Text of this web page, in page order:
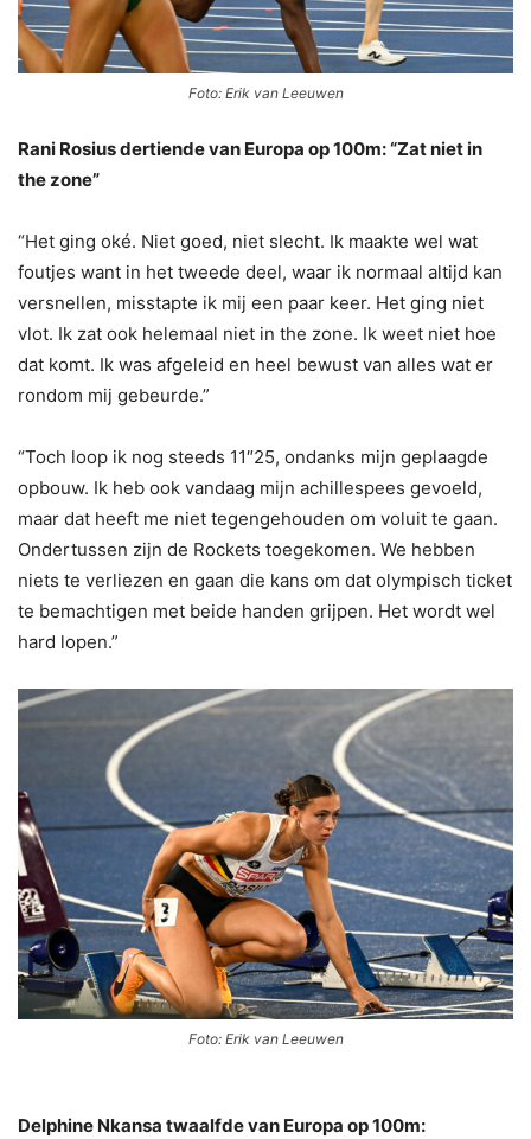
Foto: Erik van Leeuwen
Rani Rosius dertiende van Europa op 100m: “Zat niet in
the zone”
“Het ging oké. Niet goed, niet slecht. Ik maakte wel wat
foutjes want in het tweede deel, waar ik normaal altijd kan
versnellen, misstapte ik mij een paar keer. Het ging niet
vlot. Ik zat ook helemaal niet in the zone. Ik weet niet hoe
dat komt. Ik was afgeleid en heel bewust van alles wat er
rondom mij gebeurde.”
“Toch loop ik nog steeds 11″25, ondanks mijn geplaagde
opbouw. Ik heb ook vandaag mijn achillespees gevoeld,
maar dat heeft me niet tegengehouden om voluit te gaan.
Ondertussen zijn de Rockets toegekomen. We hebben
niets te verliezen en gaan die kans om dat olympisch ticket
te bemachtigen met beide handen grijpen. Het wordt wel
hard lopen.”
Foto: Erik van Leeuwen
Delphine Nkansa twaalfde van Europa op 100m: